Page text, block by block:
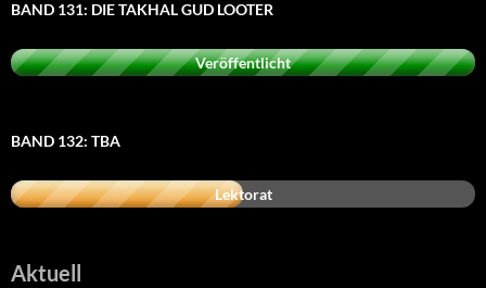
BAND 131: DIE TAKHAL GUD LOOTER
Veröffentlicht
BAND 132: TBA
Lektorat
Aktuell